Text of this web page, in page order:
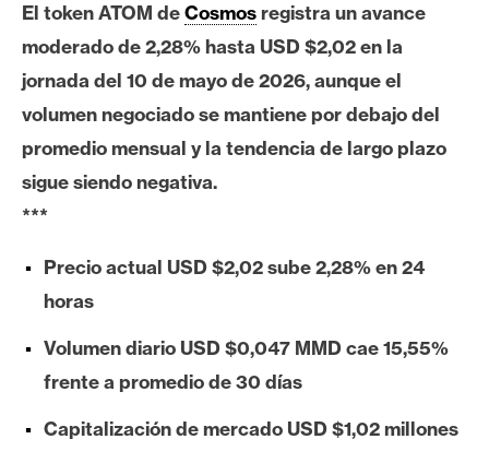
t
c
o
i
n
h
e
e
u
El token ATOM deCosmosregistra un avance
moderado de 2,28% hasta USD $2,02 en la
jornada del 10 de mayo de 2026, aunque el
volumen negociado se mantiene por debajo del
promedio mensual y la tendencia de largo plazo
sigue siendo negativa.
***
Precio actual USD $2,02 sube 2,28% en 24
horas
Volumen diario USD $0,047 MMD cae 15,55%
frente a promedio de 30 días
Capitalización de mercado USD $1,02 millones